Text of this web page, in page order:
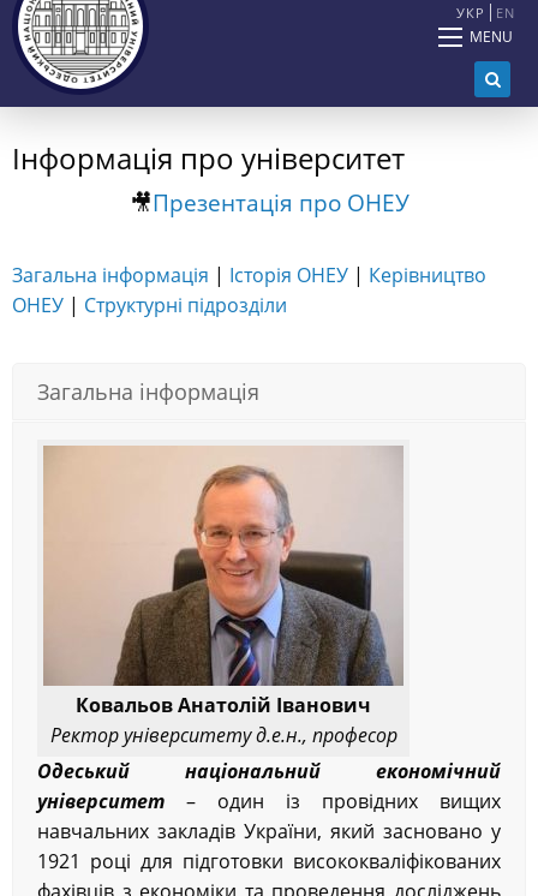
УКР EN
MENU
Інформація про університет
🎥Презентація про ОНЕУ
Загальна iнформацiя | Історія ОНЕУ | Керівництво
ОНЕУ | Структурнi пiдроздiли
Загальна інформація
Ковальов Анатолій Іванович
Ректор університету д.е.н., професор
Одеський національний економічний
університет
– один із провідних вищих
навчальних закладів України, який засновано у
1921 році для підготовки висококваліфікованих